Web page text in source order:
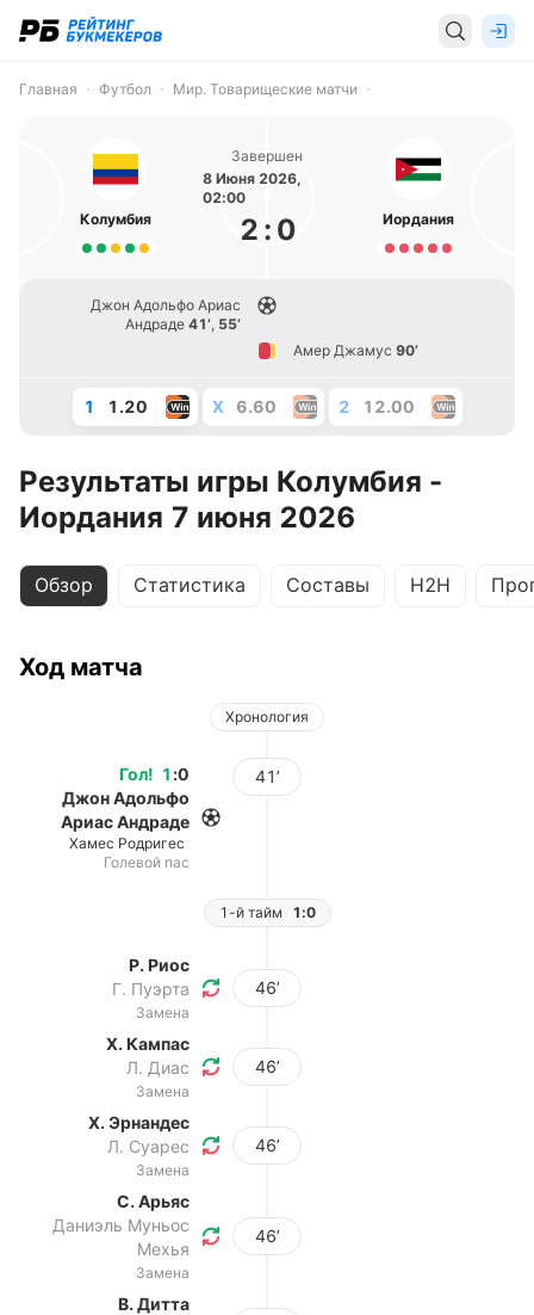
Главная Футбол Мир. Товарищеские матчи
Колумбия
Завершен
8 Июня 2026,
02:00
2 : 0 Иордания
Джон Адольфо Ариас
Андраде 41’, 55’
Амер Джамус 90’
1 1.20 X 6.60 2 12.00
Результаты игры Колумбия -
Иордания 7 июня 2026
Обзор Статистика Составы H2H
Ход матча
Хронология
Гол! 1 :0
Джон Адольфо
Ариас Андраде
Хамес Родригес
Голевой пас
41’
1-й тайм 1:0
Р. Риос
Г. Пуэрта
Замена
46’
Х. Кампас
Л. Диас
Замена
46’
Х. Эрнандес
Л. Суарес
Замена
46’
С. Арьяс
Даниэль Муньос
Мехья
Замена
46’
В. Дитта